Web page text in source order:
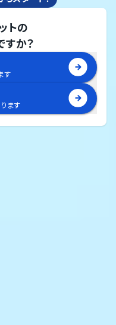
トの
か？
す
ます